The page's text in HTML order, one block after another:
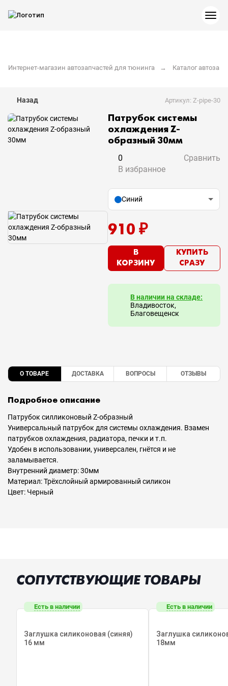
Интернет-магазин автозапчастей для тюнинга Каталог
Назад Артикул: Z-pipe-30
Патрубок системы
охлаждения Z-
образный 30мм
0
Сравнить
В избранное
Синий
910 ₽
В
КОРЗИНУ
КУПИТЬ
СРАЗУ
В наличии на складе:
Владивосток,
Благовещенск
О ТОВАРЕ ДОСТАВКА ВОПРОСЫ ОТЗЫВЫ
Подробное описание
Патрубок силликоновый Z-образный
Универсальный патрубок для системы охлаждения. Взамен
патрубков охлаждения, радиатора, печки и т.п.
Удобен в использовании, универсален, гнётся и не
заламывается.
Внутренний диаметр: 30мм
Материал: Трёхслойный армированный силикон
Цвет: Черный
СОПУТСТВУЮЩИЕ ТОВАРЫ
Есть в наличии
Заглушка силиконовая (синяя)
16 мм
Есть в наличии
Заглушка
18мм